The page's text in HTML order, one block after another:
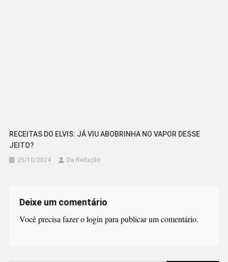
RECEITAS DO ELVIS: JÁ VIU ABOBRINHA NO VAPOR DESSE
JEITO?
25/10/2024 Da Redação
Deixe um comentário
Você precisa fazer ologin para publicar um comentário.